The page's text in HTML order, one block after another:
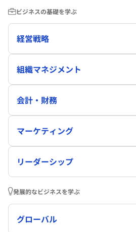
ビジネスの基礎を学ぶ
経営戦略
組織マネジメント
会計・財務
マーケティング
リーダーシップ
発展的なビジネスを学ぶ
グローバル